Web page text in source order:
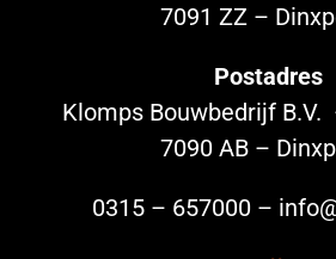
7091 ZZ –
Postadres
Klomps Bouwbedrijf B.V.
7090 AB –
0315 – 657000 –